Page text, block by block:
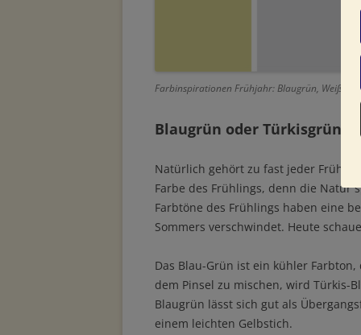
Farbinspirationen Frühjahr: Blaugrün, Weiß
Blaugrün oder Türkisgrün
Natürlich gehört zu fast jeder
Farbe des Frühlings, denn die Natur
Farbtöne des Frühlings haben eine
Sommers verschwindet. Heute
Das Blau-Grün ist ein kühler
dem Pinsel zu mischen, wird Türkis-
Blaugrün lässt sich gut als
einem leichten Gelbstich.